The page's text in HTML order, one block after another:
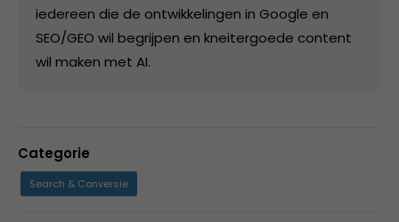
iedereen die de ontwikkelingen in Google en
SEO/GEO wil begrijpen en kneitergoede content
wil maken met AI.
Categorie
Search & Conversie